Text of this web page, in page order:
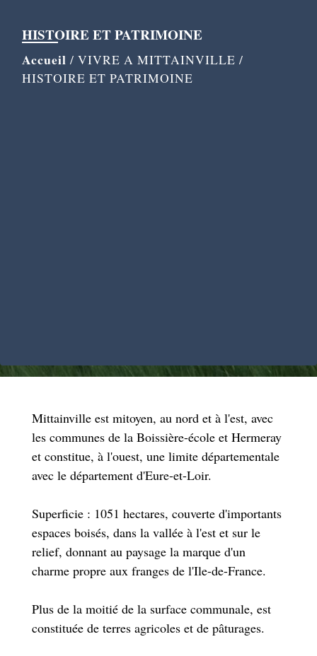
HISTOIRE ET PATRIMOINE
Accueil / VIVRE A MITTAINVILLE /
HISTOIRE ET PATRIMOINE
Mittainville est mitoyen, au nord et à l'est, avec
les communes de la Boissière-école et Hermeray
et constitue, à l'ouest, une limite départementale
avec le département d'Eure-et-Loir.
Superficie : 1051 hectares, couverte d'importants
espaces boisés, dans la vallée à l'est et sur le
relief, donnant au paysage la marque d'un
charme propre aux franges de l'Ile-de-France.
Plus de la moitié de la surface communale, est
constituée de terres agricoles et de pâturages.